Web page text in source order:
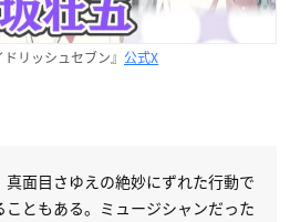
リッシュセブン』 公式X
面目さゆえの絶妙にずれた行動で
ともある。ミュージシャンだった